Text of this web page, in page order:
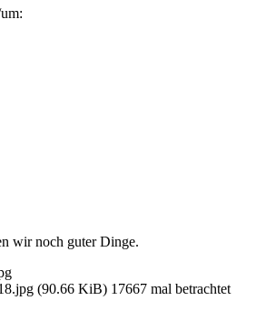
wir noch guter Dinge.
(90.66 KiB) 17667 mal betrachtet